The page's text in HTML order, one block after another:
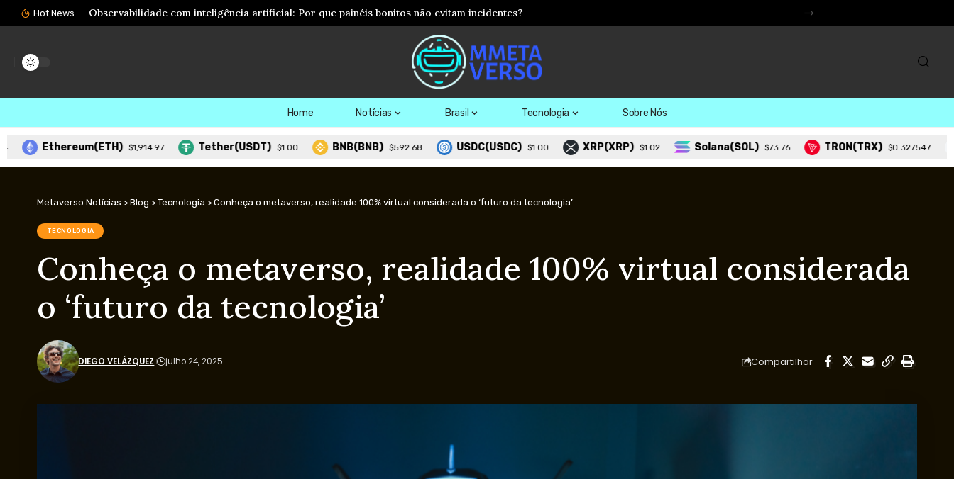
Hot News Meta AI ganha recursos para agir em aplicativos: como agentes inteligentes podem acelerar a chegada do metaverso
Home Notícias Brasil Tecnologia Sobre Nós
Ethereum(ETH) $1,914.97 Tether(USDT) $1.00 BNB(BNB) $592.68 USDC(USDC) $1.00 XRP(XRP) $1.02 Solana(SOL) $73.76 TRON(TRX) $0.327547 Lido
Metaverso Notícias > Blog > Tecnologia > Conheça o metaverso, realidade 100% virtual considerada o ‘futuro da tecnologia’
TECNOLOGIA
Conheça o metaverso, realidade 100% virtual considerada
o ‘futuro da tecnologia’
DIEGO VELÁZQUEZ julho 24, 2025 Compartilhar